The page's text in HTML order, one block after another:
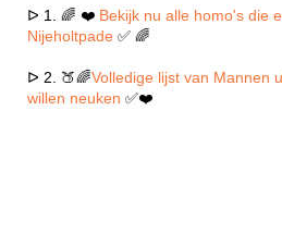
ᐅ 1. 🌈 ❤️ Bekijk nu alle homo's die
Nijeholtpade ✅ 🌈
ᐅ 2. 🍑🌈Volledige lijst van Mannen
willen neuken ✅❤️